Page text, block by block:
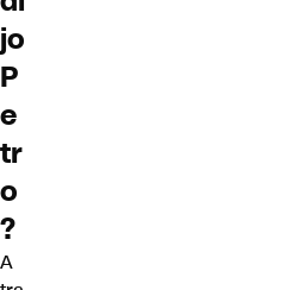
jo
P
e
tr
o
?
A